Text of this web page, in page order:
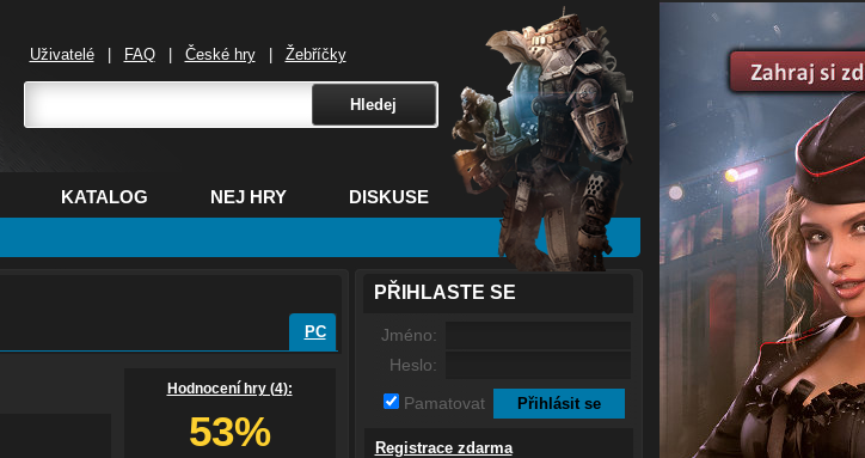
Uživatelé FAQ České hry Žebříčky
KATALOG NEJ HRY DISKUSE
PC
Hodnocení hry (4):
53%
PŘIHLASTE SE
Jméno:
Heslo:
Pamatovat
Registrace zdarma